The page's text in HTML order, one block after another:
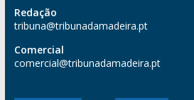
Redação
tribuna@tribunadamadeira.pt
Comercial
comercial@tribunadamadeira.pt